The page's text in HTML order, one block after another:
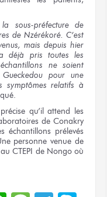
sous-préfecture de
de Nzérékoré. C’est
mais depuis hier
déjà pris toutes les
ne soient
pour une
symptômes relatifs à
qu’il attend les
de Conakry
échantillons prélevés
personne venue de
CTEPI de Nongo où